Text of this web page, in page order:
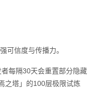
可信度与传播力。
每隔30天会重置部分隐藏
之塔」的100层极限试炼